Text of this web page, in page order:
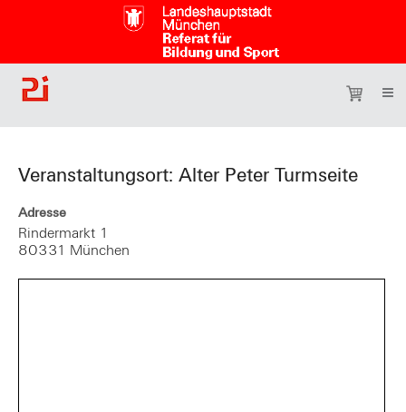
Veranstaltungsort: Alter Peter Turmseite
Adresse
Rindermarkt 1
80331 München